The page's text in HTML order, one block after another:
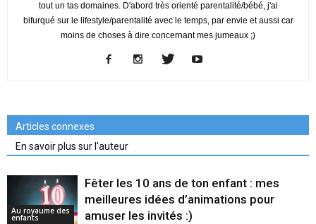
tout un tas domaines. D'abord très orienté parentalité/bébé, j'ai
bifurqué sur le lifestyle/parentalité avec le temps, par envie et aussi car
moins de choses à dire concernant mes jumeaux ;)
Articles connexes
En savoir plus sur l'auteur
Au royaume des
enfants
Fêter les 10 ans de ton enfant : mes
meilleures idées d’animations pour
amuser les invités :)